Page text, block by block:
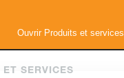
Ouvrir Produits et services
ET SERVICES